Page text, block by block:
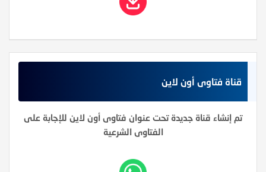
قناة فتاوى أون لاين
تم إنشاء قناة جديدة تحت عنوان فتاوى أون لاين للإجابة على
الفتاوى الشرعية